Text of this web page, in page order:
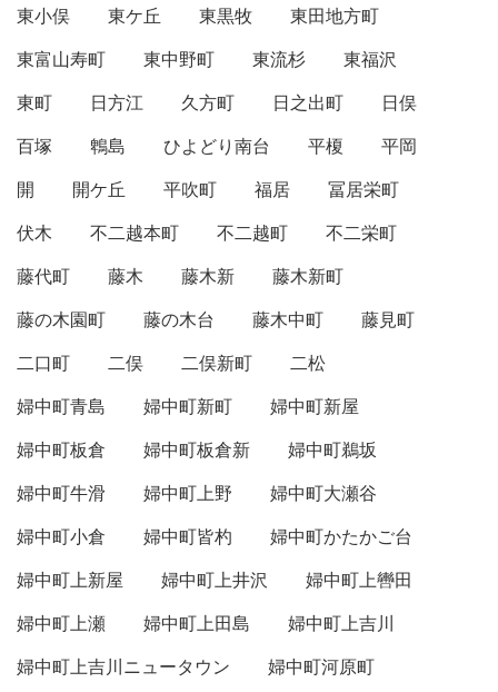
東小俣 東ケ丘 東黒牧
東田地方町
東富山寿町
東中野町 東流杉
東福沢
東町
日方江 久方町 日之出町
日俣
百塚
鵯島 ひよどり南台 平榎
平岡
開
開ケ丘 平吹町 福居
冨居栄町
伏木
不二越本町 不二越町
不二栄町
藤代町
藤木 藤木新
藤木新町
藤の木園町
藤の木台 藤木中町
藤見町
二口町
二俣 二俣新町
二松
婦中町青島
婦中町新町
婦中町新屋
婦中町板倉
婦中町板倉新
婦中町鵜坂
婦中町牛滑
婦中町上野
婦中町大瀬谷
婦中町小倉
婦中町皆杓
婦中町かたかご台
婦中町上新屋
婦中町上井沢
婦中町上轡田
婦中町上瀬
婦中町上田島
婦中町上吉川
婦中町上吉川ニュータウン
婦中町河原町